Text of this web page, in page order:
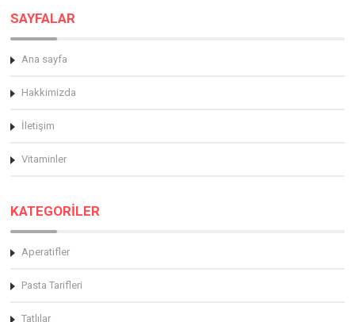
SAYFALAR
Ana sayfa
Hakkimizda
İletişim
Vitaminler
KATEGORİLER
Aperatifler
Pasta Tarifleri
Tatlılar